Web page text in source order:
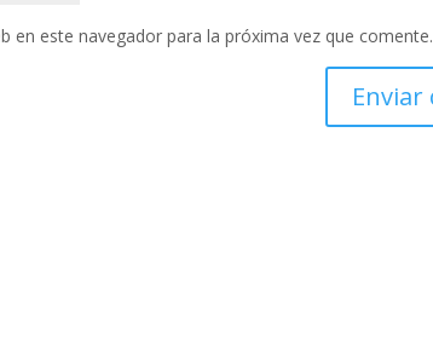
en este navegador para la próxima vez que comente.